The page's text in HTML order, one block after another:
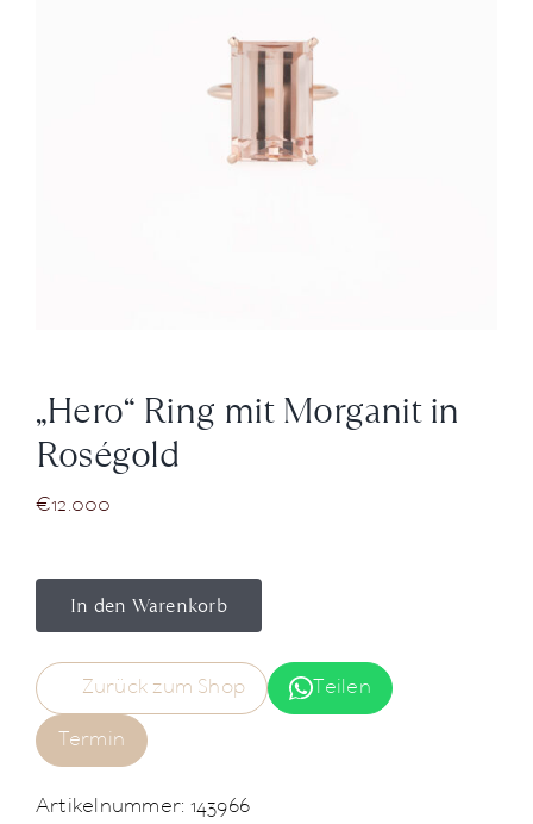
News
Über Uns
„Hero“ Ring mit Morganit in
Roségold
€12.000
In den Warenkorb
Zurück zum Shop
Teilen
Termin
Artikelnummer: 143966